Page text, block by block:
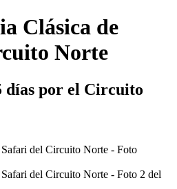
Clásica de
Norte
días por el Circuito